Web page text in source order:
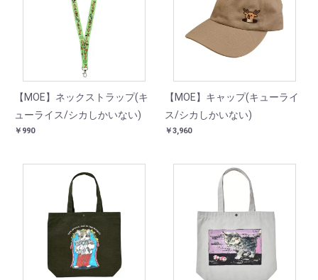
【MOE】ネックストラップ(キ
ューライス/シカしかいない)
￥990
【MOE】キャップ(キューライ
ス/シカしかいない)
￥3,960